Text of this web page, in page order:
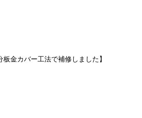
板金カバー工法で補修しました】